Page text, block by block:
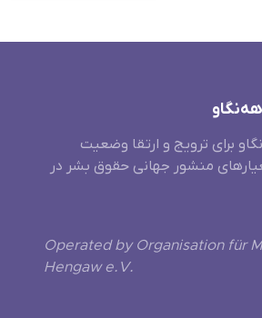
برای ترویج و ارتقا وضعیت
منشور جهانی حقوق بشر در
Operated by Organisation für
Hengaw e.V.